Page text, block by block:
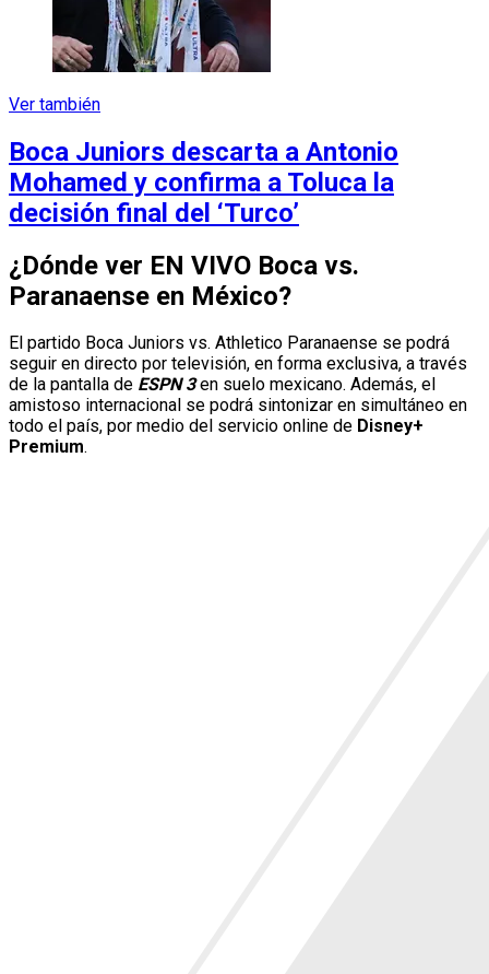
Ver también
Boca Juniors descarta a Antonio
Mohamed y confirma a Toluca la
decisión final del ‘Turco’
¿Dónde ver EN VIVO Boca vs.
Paranaense en México?
El partido Boca Juniors vs. Athletico Paranaense se podrá
seguir en directo por televisión, en forma exclusiva, a través
de la pantalla de ESPN 3en suelo mexicano. Además, el
amistoso internacional se podrá sintonizar en simultáneo en
todo el país, por medio del servicio online de Disney+
Premium.